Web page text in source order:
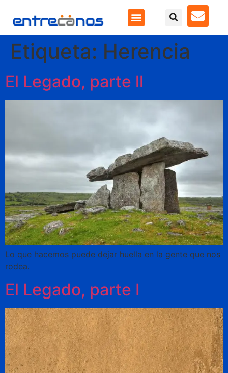
Etiqueta: Herencia
El Legado, parte ll
Lo que hacemos puede dejar huella en la gente que nos
rodea.
El Legado, parte I